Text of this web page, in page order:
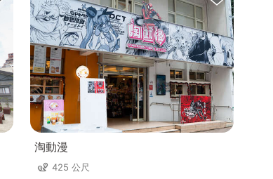
淘動漫
425 公尺